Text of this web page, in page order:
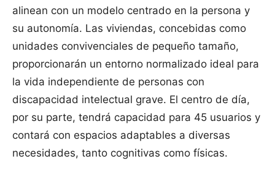
alinean con un modelo centrado en la persona y
su autonomía. Las viviendas, concebidas como
unidades convivenciales de pequeño tamaño,
proporcionarán un entorno normalizado ideal para
la vida independiente de personas con
discapacidad intelectual grave. El centro de día,
por su parte, tendrá capacidad para 45 usuarios y
contará con espacios adaptables a diversas
necesidades, tanto cognitivas como físicas.